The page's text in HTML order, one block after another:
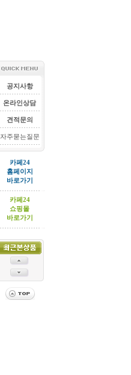
공지사항
온라인상담
견적문의
자주묻는질문
카페24
홈페이지
바로가기
카페24
쇼핑몰
바로가기